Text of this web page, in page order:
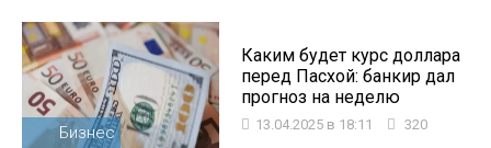
Бизнес
Каким будет курс доллара
перед Пасхой: банкир дал
прогноз на неделю
13.04.2025 в 18:11 320